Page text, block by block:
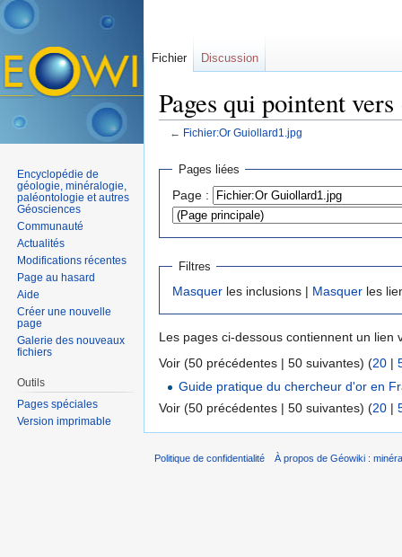
Pages qui pointent
← Fichier:Or Guiollard1.jpg
Pages liées
Page :
Filtres
Masquer les inclusions | Masquer les
Les pages ci-dessous contiennent un lien
Voir (50 précédentes | 50 suivantes) (20 |
Guide pratique du chercheur d'or en
Voir (50 précédentes | 50 suivantes) (20 |
Fichier Discussion
Encyclopédie de
géologie, minéralogie,
paléontologie et autres
Géosciences
Communauté
Actualités
Modifications récentes
Page au hasard
Aide
Créer une nouvelle
page
Galerie des nouveaux
fichiers
Outils
Pages spéciales
Version imprimable
Politique de confidentialité À propos de Géowiki :